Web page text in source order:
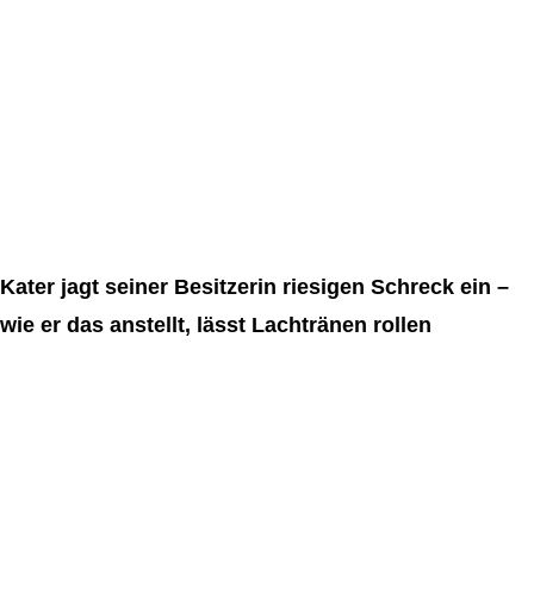
Kater jagt seiner Besitzerin riesigen Schreck ein –
wie er das anstellt, lässt Lachtränen rollen